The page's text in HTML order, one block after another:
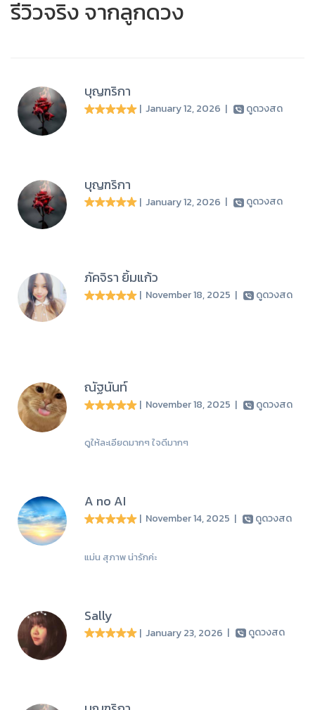
รีวิวจริง จากลูกดวง
บุญฑริกา
| January 12, 2026 | ดูดวงสด
บุญฑริกา
| January 12, 2026 | ดูดวงสด
ภัคจิรา ยิ้มแก้ว
| November 18, 2025 | ดูดวงสด
ณัฐนันท์
| November 18, 2025 | ดูดวงสด
ดูให้ละเอียดมากๆ ใจดีมากๆ
A no AI
| November 14, 2025 | ดูดวงสด
แม่น สุภาพ น่ารักค่ะ
Sally
| January 23, 2026 | ดูดวงสด